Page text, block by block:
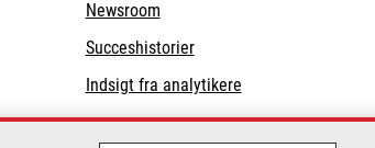
Newsroom
Succeshistorier
Indsigt fra analytikere